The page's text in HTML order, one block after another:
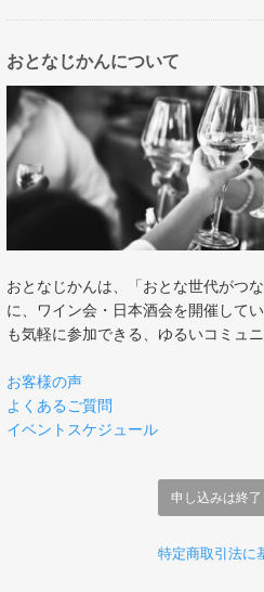
おとなじかんについて
おとなじかんは、「おとな世代がつ
に、ワイン会・日本酒会を開催して
も気軽に参加できる、ゆるいコミュニ
お客様の声
よくあるご質問
イベントスケジュール
申し込みは終
特定商取引法に